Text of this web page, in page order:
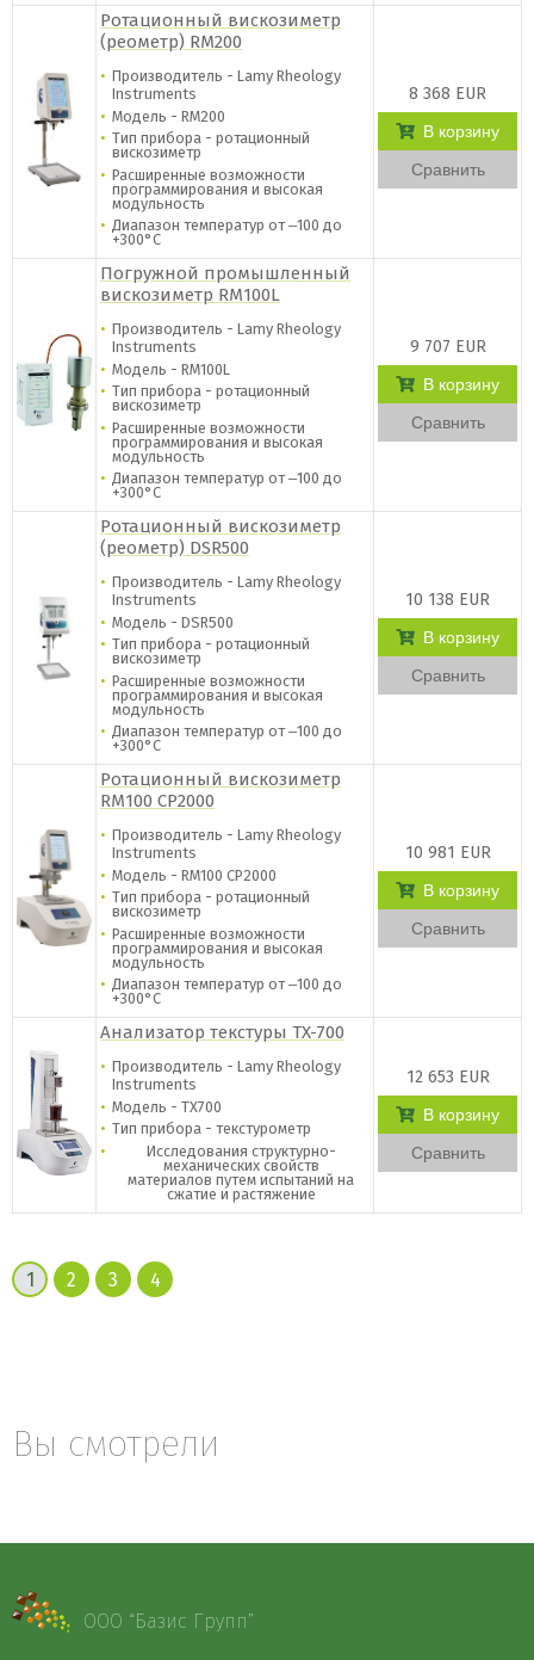
Ротационный вискозиметр
(реометр) RM200
Производитель - Lamy Rheology
Instruments
Модель - RM200
Тип прибора - ротационный
вискозиметр
Расширенные возможности
программирования и высокая
модульность
Диапазон температур от ‒100 до
+300°C
8 368 EUR
В корзину
Сравнить
Погружной промышленный
вискозиметр RM100L
Производитель - Lamy Rheology
Instruments
Модель - RM100L
Тип прибора - ротационный
вискозиметр
Расширенные возможности
программирования и высокая
модульность
Диапазон температур от ‒100 до
+300°C
9 707 EUR
В корзину
Сравнить
Ротационный вискозиметр
(реометр) DSR500
Производитель - Lamy Rheology
Instruments
Модель - DSR500
Тип прибора - ротационный
вискозиметр
Расширенные возможности
программирования и высокая
модульность
Диапазон температур от ‒100 до
+300°C
10 138 EUR
В корзину
Сравнить
Ротационный вискозиметр
RM100 CP2000
Производитель - Lamy Rheology
Instruments
Модель - RM100 CP2000
Тип прибора - ротационный
вискозиметр
Расширенные возможности
программирования и высокая
модульность
Диапазон температур от ‒100 до
+300°C
10 981 EUR
В корзину
Сравнить
Анализатор текстуры TX-700
Производитель - Lamy Rheology
Instruments
Модель - TX700
Тип прибора - текстурометр
Исследования структурно-
механических свойств
материалов путем испытаний на
сжатие и растяжение
12 653 EUR
В корзину
Сравнить
1 2 3 4
Вы смотрели
ООО “Базис Групп”